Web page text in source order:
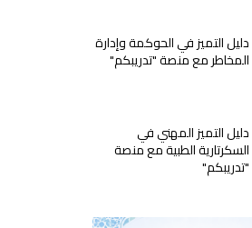
دليل التميز في الحوكمة وإدارة
المخاطر مع منصة "تدريبكم"
دليل التميز المهني في
السكرتارية الطبية مع منصة
"تدريبكم"